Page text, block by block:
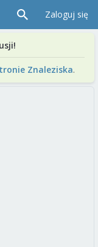
Zaloguj się
Znaleziska.